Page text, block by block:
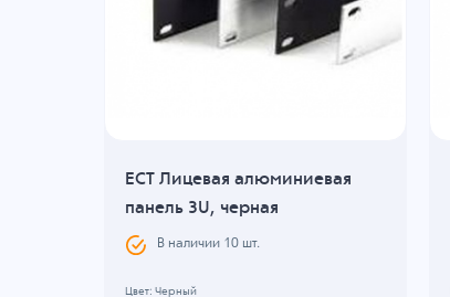
ECT Лицевая алюминиевая
панель 3U, черная
В наличии 10шт.
Цвет: Черный